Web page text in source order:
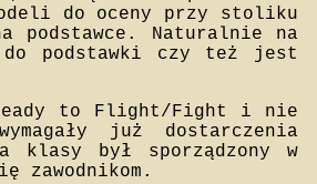
do oceny przy stoliku
podstawce. Naturalnie na
do podstawki czy też jest
Ready to Flight/Fight i nie
już dostarczenia
klasy był sporządzony w
zawodnikom.